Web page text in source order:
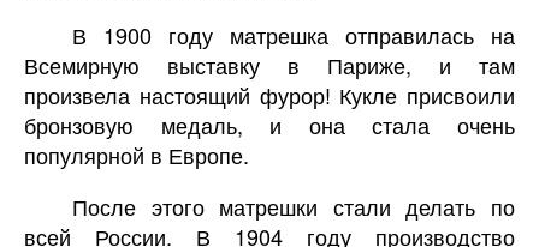
В 1900 году матрешка отправилась на
Всемирную выставку в Париже, и там
произвела настоящий фурор! Кукле присвоили
бронзовую медаль, и она стала очень
популярной в Европе.
После этого матрешки стали делать по
всей России. В 1904 году производство